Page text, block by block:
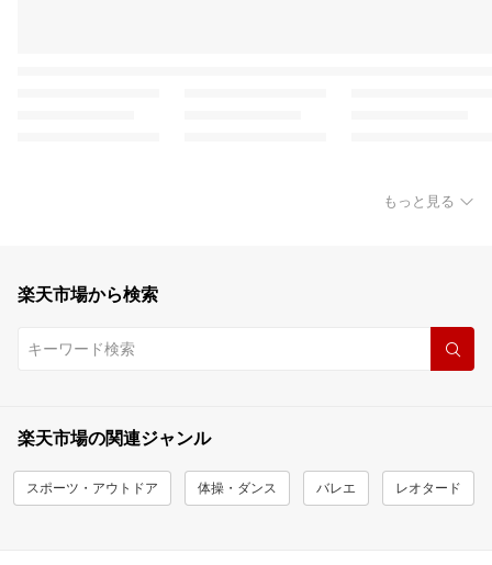
もっと見る
楽天市場から検索
楽天市場の関連ジャンル
スポーツ・アウトドア 体操・ダンス バレエ レオタード